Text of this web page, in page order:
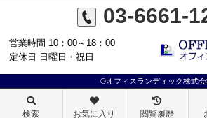
03-6661-
営業時間 10：00～18：00
定休日 日曜日・祝日
©オフィスランディック株式会
検索 お気に入り 閲覧履歴